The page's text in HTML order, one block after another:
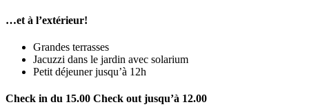
…et à l’extérieur!
Grandes terrasses
Jacuzzi dans le jardin avec solarium
Petit déjeuner jusqu’à 12h
Check in du 15.00 Check out jusqu’à 12.00